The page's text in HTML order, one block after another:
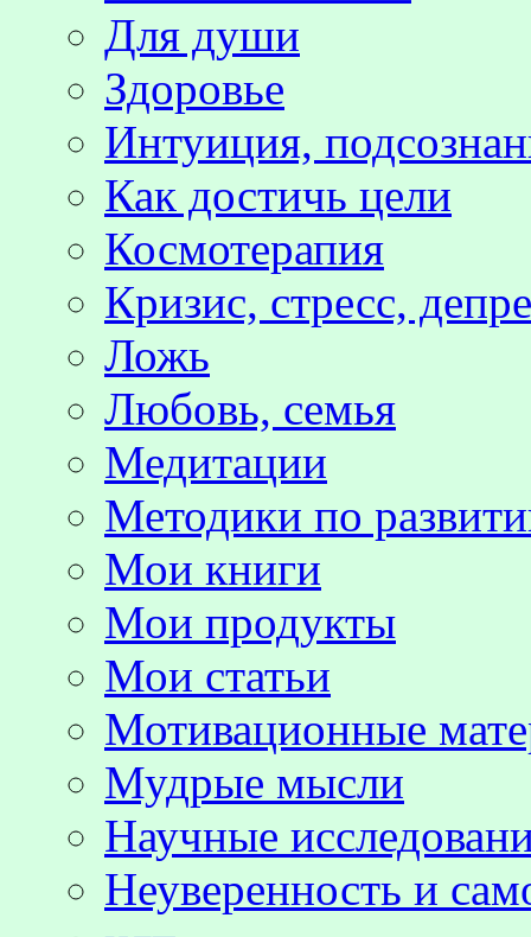
Для души
Здоровье
Интуиция,
Как достичь цели
Космотерапия
Кризис, стресс,
Ложь
Любовь, семья
Медитации
Методики по
Мои книги
Мои продукты
Мои статьи
Мотивационные
Мудрые мысли
Научные
Неуверенность и